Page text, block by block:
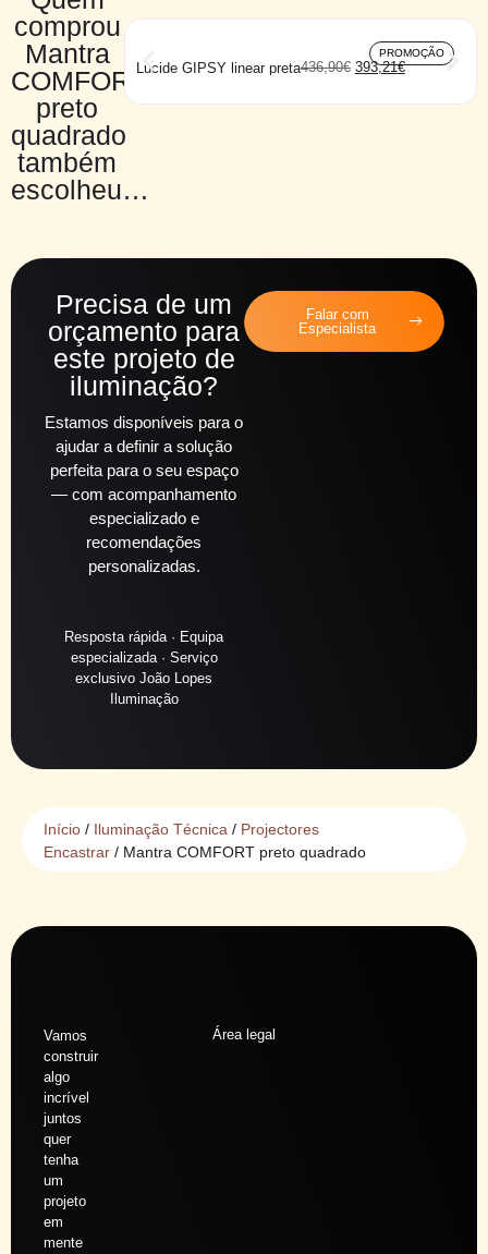
comprou
Mantra
COMFORT
preto
quadrado
também
escolheu…
PROMOÇÃO
Lucide GIPSY linear preta436,90€ 393,21€
Precisa de um
orçamento para
este projeto de
iluminação?
Estamos disponíveis para o
ajudar a definir a solução
perfeita para o seu espaço
— com acompanhamento
especializado e
recomendações
personalizadas.
Resposta rápida · Equipa
especializada · Serviço
exclusivo João Lopes
Iluminação
Falar com
Especialista
Início / Iluminação Técnica / Projectores
Encastrar / Mantra COMFORT preto quadrado
Vamos
construir
algo
incrível
juntos
quer
tenha
um
projeto
em
mente
Área legal